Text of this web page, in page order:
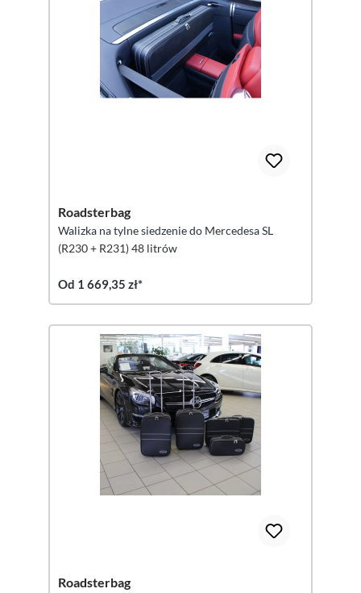
Roadsterbag
Walizka na tylne siedzenie do Mercedesa SL
(R230 + R231) 48 litrów
Od 1 669,35 zł*
Roadsterbag